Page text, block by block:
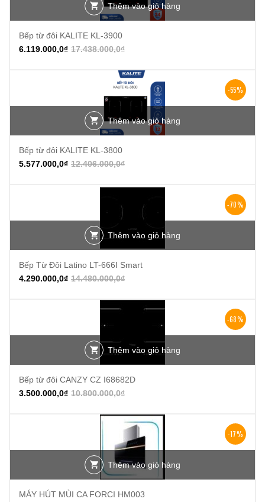
Thêm vào giỏ hàng
Bếp từ đôi KALITE KL-3900
17.438.000,0₫
6.119.000,0₫
-55%
Thêm vào giỏ hàng
Bếp từ đôi KALITE KL-3800
12.406.000,0₫
5.577.000,0₫
-70%
Thêm vào giỏ hàng
Bếp Từ Đôi Latino LT-666I Smart
14.480.000,0₫
4.290.000,0₫
-68%
Thêm vào giỏ hàng
Bếp từ đôi CANZY CZ I68682D
10.800.000,0₫
3.500.000,0₫
-17%
Thêm vào giỏ hàng
MÁY HÚT MÙI CA FORCI HM003